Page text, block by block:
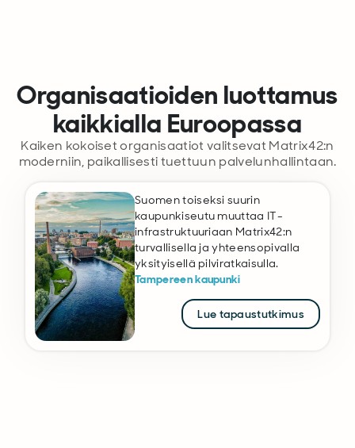
Organisaatioiden luottamus
kaikkialla Euroopassa
Kaiken kokoiset organisaatiot valitsevat Matrix42:n
moderniin, paikallisesti tuettuun palvelunhallintaan.
Suomen toiseksi suurin
kaupunkiseutu muuttaa IT-
infrastruktuuriaan Matrix42:n
turvallisella ja yhteensopivalla
yksityisellä pilviratkaisulla.
Tampereen kaupunki
Lue tapaustutkimus